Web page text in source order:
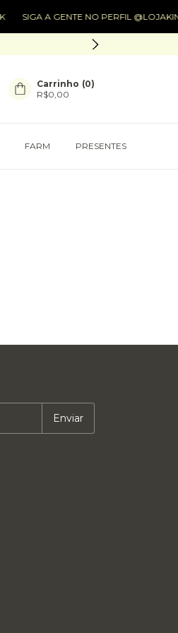
SIGA A GENTE NO PERFIL
Carrinho (0)
R$0,00
FARM PRESENTES